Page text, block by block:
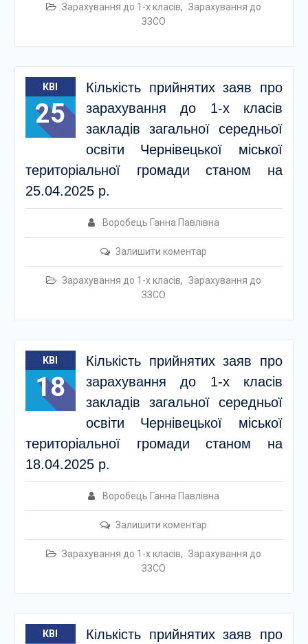
Зарахування до 1-х класів, Зарахування до
ЗЗСО
КВІ
25
Кількість прийнятих заяв про
зарахування до 1-х класів
закладів загальної середньої
освіти Чернівецької міської
територіальної громади станом на
25.04.2025 р.
Воробець Ганна Павлівна
Залишити коментар
Зарахування до 1-х класів, Зарахування до
ЗЗСО
КВІ
18
Кількість прийнятих заяв про
зарахування до 1-х класів
закладів загальної середньої
освіти Чернівецької міської
територіальної громади станом на
18.04.2025 р.
Воробець Ганна Павлівна
Залишити коментар
Зарахування до 1-х класів, Зарахування до
ЗЗСО
КВІ
Кількість прийнятих заяв про